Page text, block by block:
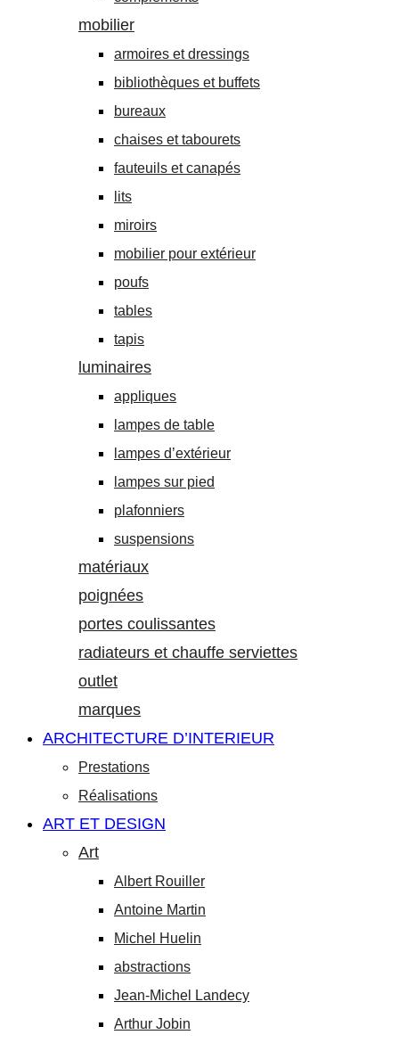
mobilier
armoires et dressings
bibliothèques et buffets
bureaux
chaises et tabourets
fauteuils et canapés
lits
miroirs
mobilier pour extérieur
poufs
tables
tapis
luminaires
appliques
lampes de table
lampes d’extérieur
lampes sur pied
plafonniers
suspensions
matériaux
poignées
portes coulissantes
radiateurs et chauffe serviettes
outlet
marques
ARCHITECTURE D’INTERIEUR
Prestations
Réalisations
ART ET DESIGN
Art
Albert Rouiller
Antoine Martin
Michel Huelin
abstractions
Jean-Michel Landecy
Arthur Jobin